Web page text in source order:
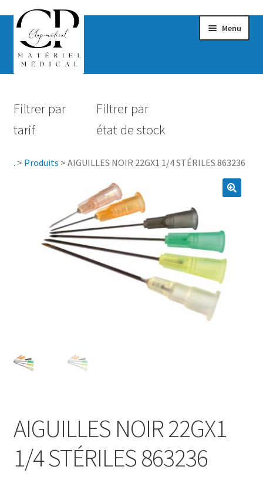
Menu
Hygiène
Accessoires Salle de bain
Vêtements & Chaussures
Filtrer par
tarif
Filtrer par
état de stock
. > Produits > AIGUILLES NOIR 22GX1 1/4 STÉRILES 863236
AIGUILLES NOIR 22GX1
1/4 STÉRILES 863236